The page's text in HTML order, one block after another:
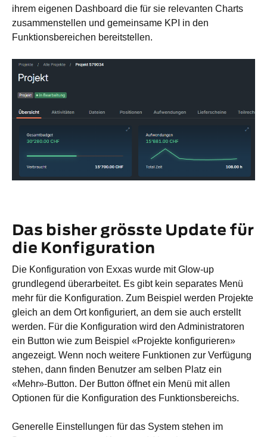
ihrem eigenen Dashboard die für sie relevanten Charts
zusammenstellen und gemeinsame KPI in den
Funktionsbereichen bereitstellen.
Das bisher grösste Update für
die Konfiguration
Die Konfiguration von Exxas wurde mit Glow-up
grundlegend überarbeitet. Es gibt kein separates Menü
mehr für die Konfiguration. Zum Beispiel werden Projekte
gleich an dem Ort konfiguriert, an dem sie auch erstellt
werden. Für die Konfiguration wird den Administratoren
ein Button wie zum Beispiel «Projekte konfigurieren»
angezeigt. Wenn noch weitere Funktionen zur Verfügung
stehen, dann finden Benutzer am selben Platz ein
«Mehr»-Button. Der Button öffnet ein Menü mit allen
Optionen für die Konfiguration des Funktionsbereichs.
Generelle Einstellungen für das System stehen im